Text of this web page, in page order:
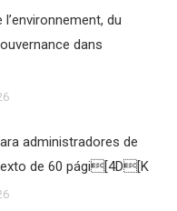
l’environnement, du
dans
administradores de
de 60 pági[4D[K